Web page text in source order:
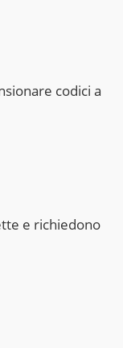
codici a
e richiedono